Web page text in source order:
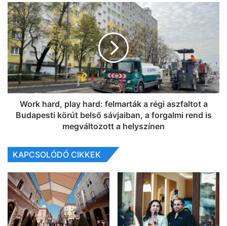
Work hard, play hard: felmarták a régi aszfaltot a
Budapesti körút belső sávjaiban, a forgalmi rend is
megváltozott a helyszínen
KAPCSOLÓDÓ CIKKEK